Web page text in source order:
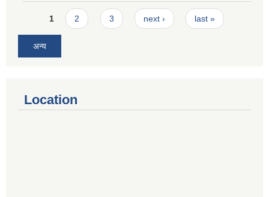
Pages
1 2 3 next › last »
अन्य
Location